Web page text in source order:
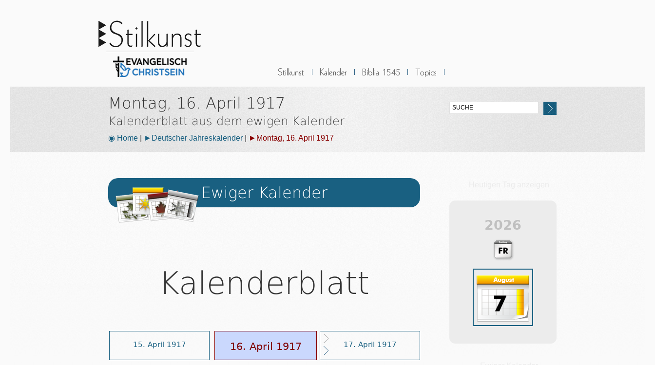
Montag, 16. April 1917
Kalenderblatt aus dem ewigen Kalender
◉ Home ►Deutscher Jahreskalender ►Montag, 16. April 1917
Ewiger Kalender
Kalenderblatt
15. April 1917 16. April 1917 17. April 1917
2026